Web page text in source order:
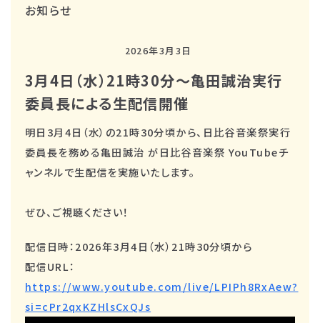
お知らせ
2026年3月3日
3月4日（水）21時30分～亀田誠治実行
委員長による生配信開催
明日3月4日（水）の21時30分頃から、日比谷音楽祭実行
委員長を務める亀田誠治 が日比谷音楽祭 YouTubeチ
ャンネルで生配信を実施いたします。
ぜひ、ご視聴ください！
配信日時：2026年3月4日（水）21時30分頃から
配信URL：
https://www.youtube.com/live/LPIPh8RxAew?
si=cPr2qxKZHlsCxQJs